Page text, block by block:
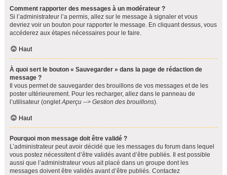
Comment rapporter des messages à un modérateur ?
Si l’administrateur l’a permis, allez sur le message à signaler et vous
devriez voir un bouton pour rapporter le message. En cliquant dessus, vous
accéderez aux étapes nécessaires pour le faire.
Haut
À quoi sert le bouton « Sauvegarder » dans la page de rédaction de
message ?
Il vous permet de sauvegarder des brouillons de vos messages et de les
poster ultérieurement. Pour les recharger, allez dans le panneau de
l’utilisateur (ongletAperçu --> Gestion des brouillons).
Haut
Pourquoi mon message doit être validé ?
L’administrateur peut avoir décidé que les messages du forum dans lequel
vous postez nécessitent d’être validés avant d’être publiés. Il est possible
aussi que l’administrateur vous ait placé dans un groupe dont les
messages doivent être validés avant d’être publiés. Contactez